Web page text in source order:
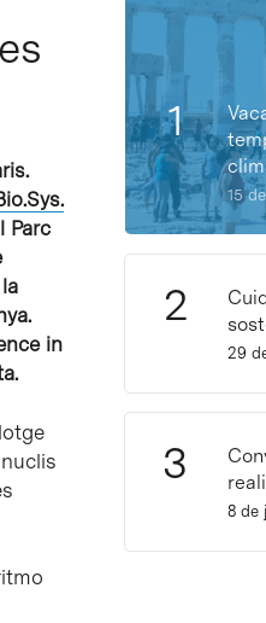
Parc
in
15
29
8 de